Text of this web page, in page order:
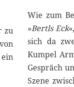
zu
Wie zum
»Bertls Eck
sich da
Kumpel
Gespräch
Szene